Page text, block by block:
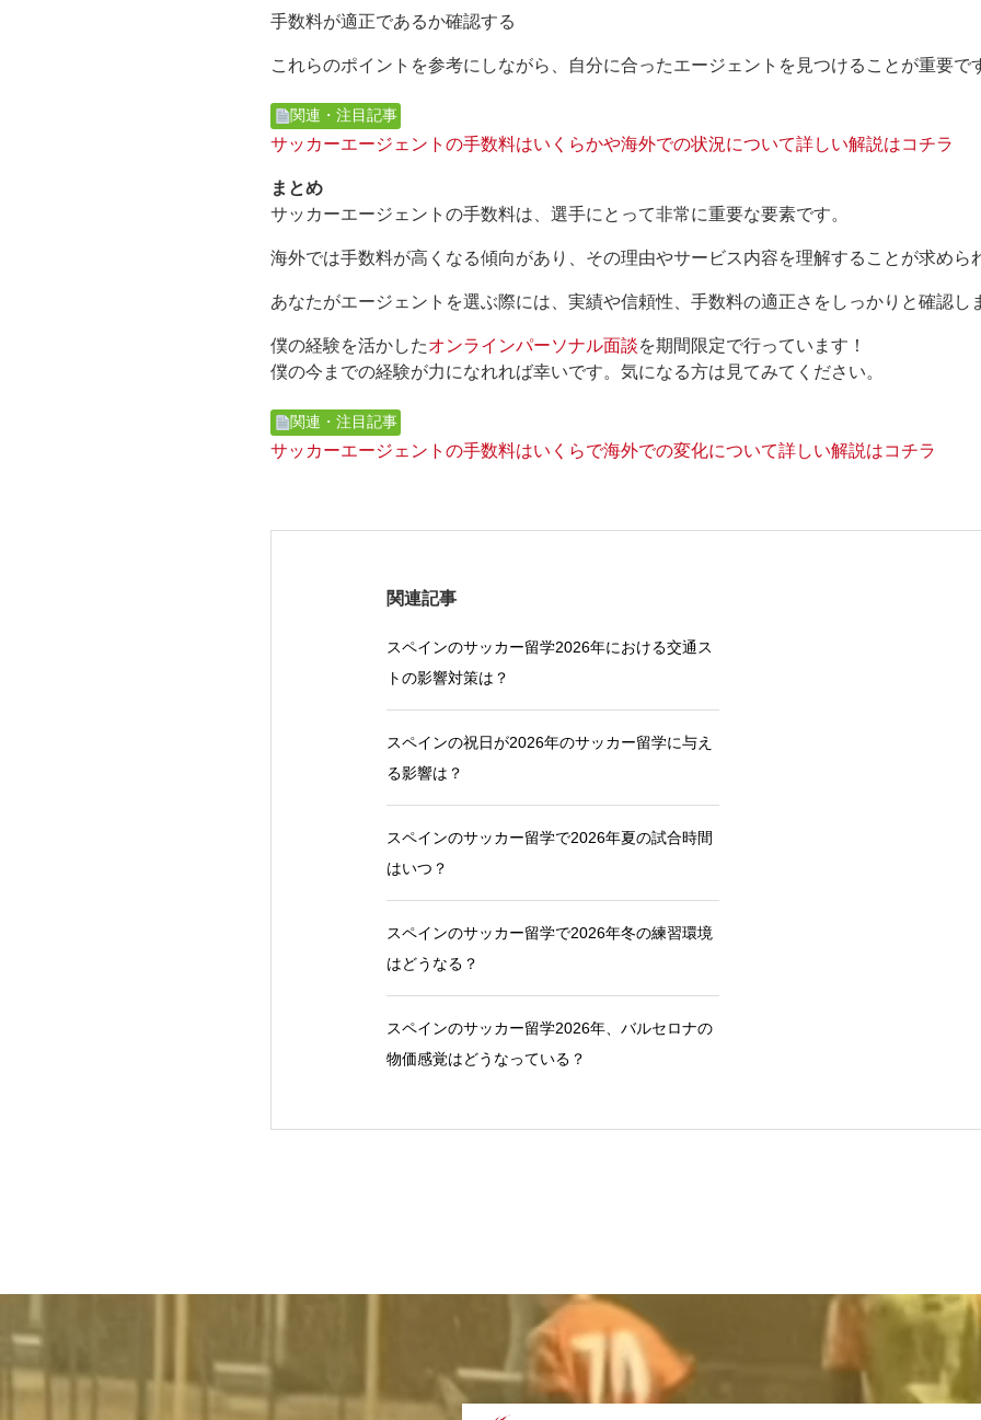
手数料が適正であるか確認する
これらのポイントを参考にしながら、自分に合ったエージェントを見つけることが重要で
関連・注目記事
サッカーエージェントの手数料はいくらかや海外での状況について詳しい解説はコチラ
まとめ
サッカーエージェントの手数料は、選手にとって非常に重要な要素です。
海外では手数料が高くなる傾向があり、その理由やサービス内容を理解することが求めら
あなたがエージェントを選ぶ際には、実績や信頼性、手数料の適正さをしっかりと確認し
僕の経験を活かしたオンラインパーソナル面談を期間限定で行っています！
僕の今までの経験が力になれれば幸いです。気になる方は見てみてください。
関連・注目記事
サッカーエージェントの手数料はいくらで海外での変化について詳しい解説はコチラ
関連記事
スペインのサッカー留学2026年における交通ス
トの影響対策は？
スペインの祝日が2026年のサッカー留学に与え
る影響は？
スペインのサッカー留学で2026年夏の試合時間
はいつ？
スペインのサッカー留学で2026年冬の練習環境
はどうなる？
スペインのサッカー留学2026年、バルセロナの
物価感覚はどうなっている？